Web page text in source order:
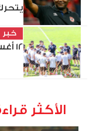
يتحرك
خبر
12 أغسطس
الأكثر